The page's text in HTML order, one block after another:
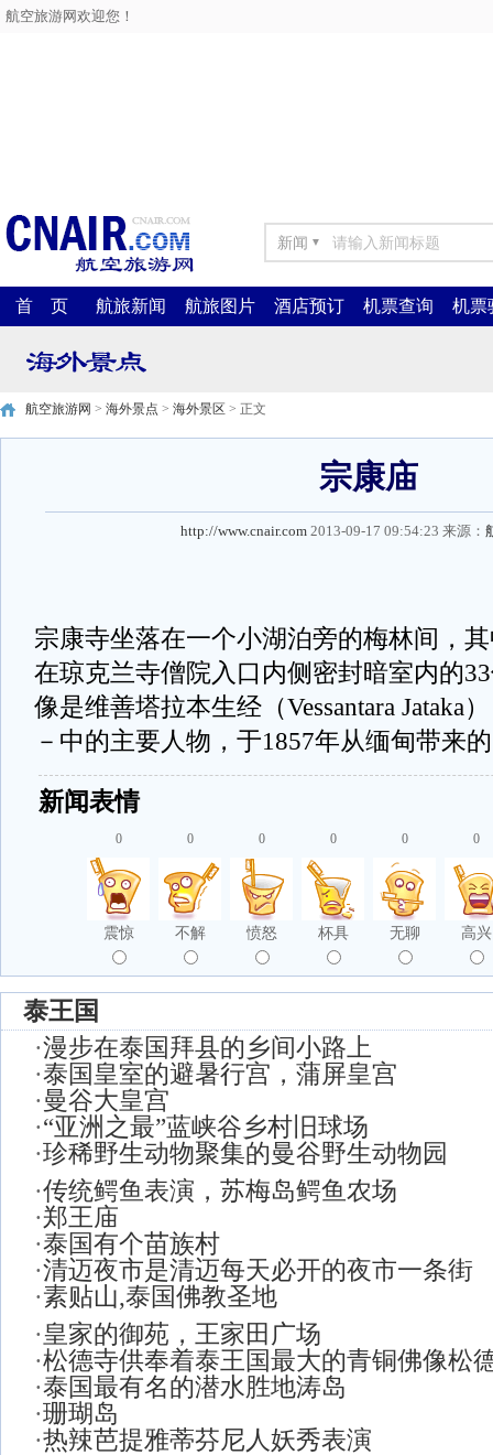
航空旅游网欢迎您！
新闻 ▼
首 页 航旅新闻 航旅图片 酒店预订 机票查询 机票
航空旅游网 > 海外景点 > 海外景区 > 正文
宗康庙
http://www.cnair.com 2013-09-17 09:54:23 来源：
宗康寺坐落在一个小湖泊旁的梅林间，
在琼克兰寺僧院入口内侧密封暗室内的
像是维善塔拉本生经（Vessantara Jataka
－中的主要人物，于1857年从缅甸带来
新闻表情
0
震惊
0
不解
0
愤怒
0
杯具
0
无聊
0
高兴
泰王国
·漫步在泰国拜县的乡间小路上
·泰国皇室的避暑行宫，蒲屏皇宫
·曼谷大皇宫
·“亚洲之最”蓝峡谷乡村旧球场
·珍稀野生动物聚集的曼谷野生动物园
·传统鳄鱼表演，苏梅岛鳄鱼农场
·郑王庙
·泰国有个苗族村
·清迈夜市是清迈每天必开的夜市一条街
·素贴山,泰国佛教圣地
·皇家的御苑，王家田广场
·松德寺供奉着泰王国最大的青铜佛像松
·泰国最有名的潜水胜地涛岛
·珊瑚岛
·热辣芭提雅蒂芬尼人妖秀表演